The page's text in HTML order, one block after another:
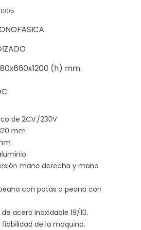
(h) mm.
de 2CV./230V
mm
mano derecha y mano
con patas o peana con
acero inoxidable 18/10.
fiabilidad de la máquina.